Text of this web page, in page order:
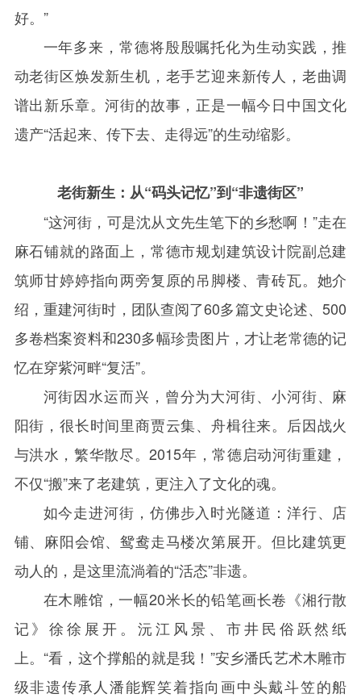
好。”
一年多来，常德将殷殷嘱托化为生动实践，推
动老街区焕发新生机，老手艺迎来新传人，老曲调
谱出新乐章。河街的故事，正是一幅今日中国文化
遗产“活起来、传下去、走得远”的生动缩影。
老街新生：从“码头记忆”到“非遗街区”
“这河街，可是沈从文先生笔下的乡愁啊！”走在
麻石铺就的路面上，常德市规划建筑设计院副总建
筑师甘婷婷指向两旁复原的吊脚楼、青砖瓦。她介
绍，重建河街时，团队查阅了60多篇文史论述、500
多卷档案资料和230多幅珍贵图片，才让老常德的记
忆在穿紫河畔“复活”。
河街因水运而兴，曾分为大河街、小河街、麻
阳街，很长时间里商贾云集、舟楫往来。后因战火
与洪水，繁华散尽。2015年，常德启动河街重建，
不仅“搬”来了老建筑，更注入了文化的魂。
如今走进河街，仿佛步入时光隧道：洋行、店
铺、麻阳会馆、鸳鸯走马楼次第展开。但比建筑更
动人的，是这里流淌着的“活态”非遗。
在木雕馆，一幅20米长的铅笔画长卷《湘行散
记》徐徐展开。沅江风景、市井民俗跃然纸
上。“看，这个撑船的就是我！”安乡潘氏艺术木雕市
级非遗传承人潘能辉笑着指向画中头戴斗笠的船